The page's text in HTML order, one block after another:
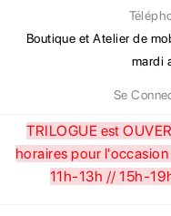
Boutique et Atelier de
mardi
Se
TRILOGUE est
horaires pour
11h-13h // 15h-